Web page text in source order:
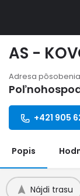
AS -
Adresa pôsobenia
+421 905
Popis
Nájdi trasu